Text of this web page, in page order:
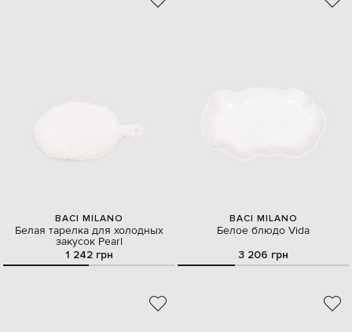
BACI MILANO
Белая тарелка для холодных
закусок Pearl
1 242 грн
BACI MILANO
Белое блюдо Vida
3 206 грн